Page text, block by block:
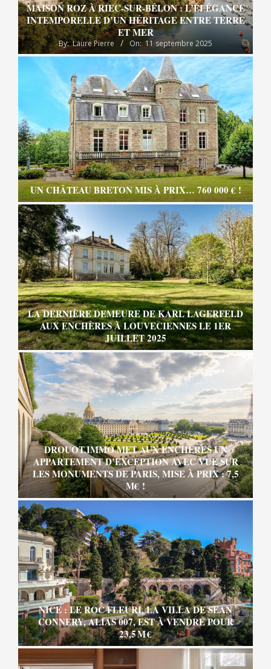
MAISON ROZ À RIEC-SUR-BÉLON : L’ÉLÉGANCE
INTEMPORELLE D’UN HÉRITAGE ENTRE TERRE
ET MER
By: Laure Pierre On: 11 septembre 2025
UN CHÂTEAU BRETON MIS À PRIX… 760 000 € !
LA DERNIÈRE DEMEURE DE KARL LAGERFELD
AUX ENCHÈRES À LOUVECIENNES LE 1ER
JUILLET 2025
DROUOT.IMMO MET AUX ENCHÈRES UN
APPARTEMENT D’EXCEPTION AVEC VUE SUR
LES MONUMENTS DE PARIS, MISE À PRIX : 7,5
M€ !
NICE : LE ROC FLEURI, LA VILLA DE SEAN
CONNERY, ALIAS 007, EST À VENDRE POUR
23,5 M €